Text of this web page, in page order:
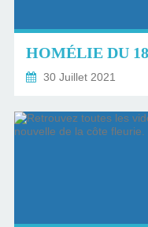
30 Juillet 2021